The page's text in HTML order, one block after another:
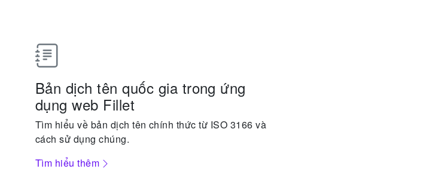
Bản dịch tên quốc gia trong ứng
dụng web Fillet
Tìm hiểu về bản dịch tên chính thức từ ISO 3166 và
cách sử dụng chúng.
Tìm hiểu thêm